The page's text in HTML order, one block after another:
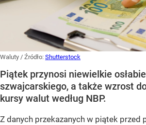
Waluty / Źródło: Shutterstock
Piątek przynosi niewielkie
szwajcarskiego, a także wzrost
kursy walut według NBP.
Z danych przekazanych w piątek przed